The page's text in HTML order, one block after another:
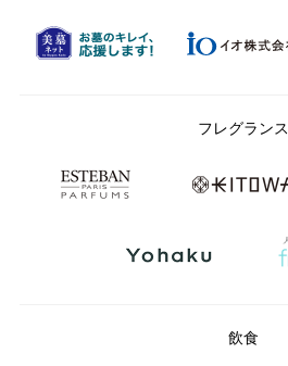
フレグランス
飲食